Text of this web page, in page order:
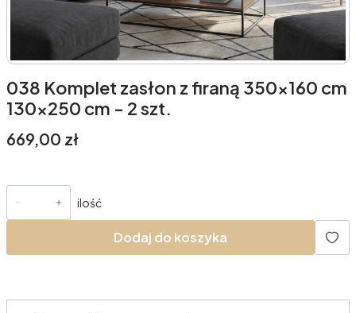
038 Komplet zasłon z firaną 350x160 cm
130x250 cm - 2 szt.
Cena
669,00 zł
ilość
Dodaj do koszyka